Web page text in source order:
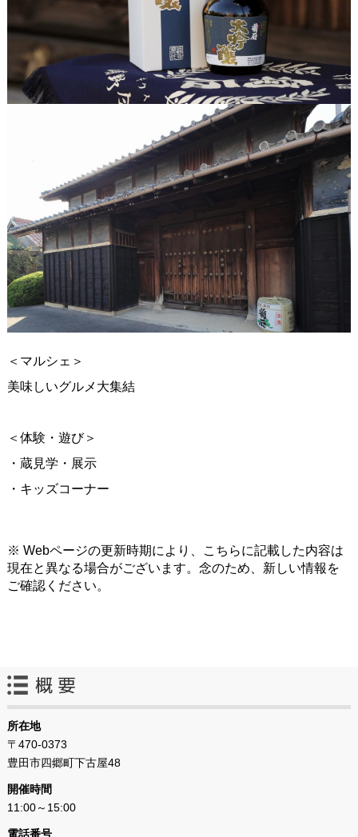
＜マルシェ＞
美味しいグルメ大集結
＜体験・遊び＞
・蔵見学・展示
・キッズコーナー
※ Webページの更新時期により、こちらに記載した内容は
現在と異なる場合がございます。念のため、新しい情報を
ご確認ください。
所在地
〒470-0373
豊田市四郷町下古屋48
開催時間
11:00～15:00
電話番号